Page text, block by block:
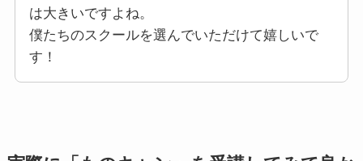
は大きいですよね。
僕たちのスクールを選んでいただけて嬉しいで
す！